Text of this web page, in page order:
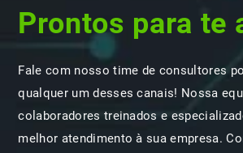
Prontos para te
Fale com nosso time de consultores
qualquer um desses canais! Nossa
colaboradores treinados e
melhor atendimento à sua empresa.